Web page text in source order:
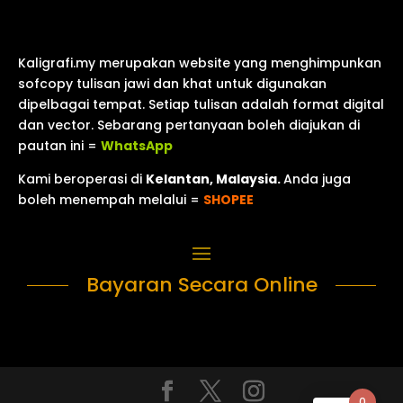
Kaligrafi.my merupakan website yang menghimpunkan
sofcopy tulisan jawi dan khat untuk digunakan
dipelbagai tempat. Setiap tulisan adalah format digital
dan vector. Sebarang pertanyaan boleh diajukan di
pautan ini =WhatsApp
Kami beroperasi di Kelantan, Malaysia.Anda juga
boleh menempah melalui = SHOPEE
Bayaran Secara Online